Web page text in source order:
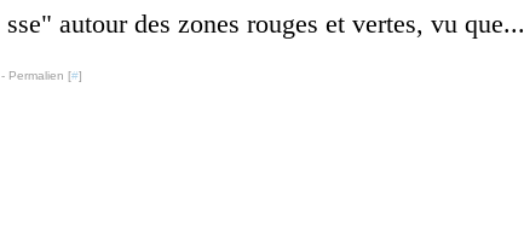
sse" autour des zones rouges et vertes, vu que...
- Permalien [#]